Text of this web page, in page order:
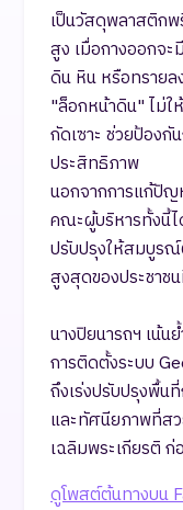
เป็นวัสดุพลาสติกพ
สูง เมื่อกางออกจ
ดิน หิน หรือทรายล
"ล็อกหน้าดิน" ไม่ใ
กัดเซาะ ช่วยป้อง
ประสิทธิภาพ
นอกจากการแก้ปั
คณะผู้บริหารทั้งนี้ไ
ปรับปรุงให้สมบูรณ์
สูงสุดของประชาช
นางปิยนารถฯ เน้น
การติดตั้งระบบ
ถึงเร่งปรับปรุงพื้น
และทัศนียภาพที่ส
เฉลิมพระเกียรติ
ดูโพสต์ต้นทางบน